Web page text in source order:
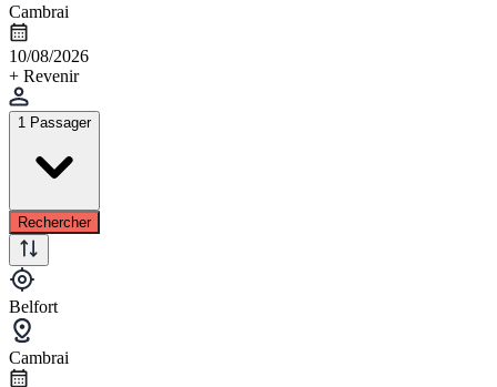
Cambrai
10/08/2026
+ Revenir
1 Passager
Rechercher
Belfort
Cambrai